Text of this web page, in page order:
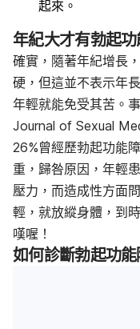
起來。
年紀大才有勃起功
確實，隨著年紀增長
硬，但這並不表示年
年輕就能免受其苦。
Journal of Sexual
26%曾經歷勃起功能
重，歸咎原因，年輕
壓力，而造成性方面
輕，就放縱身體，到
嘆喔！
如何診斷勃起功能